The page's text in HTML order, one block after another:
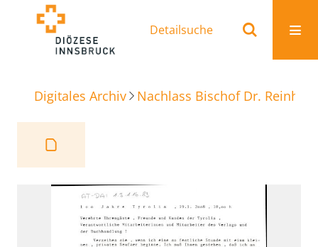
Detailsuche
Digitales Archiv Nachlass Bischof Dr.